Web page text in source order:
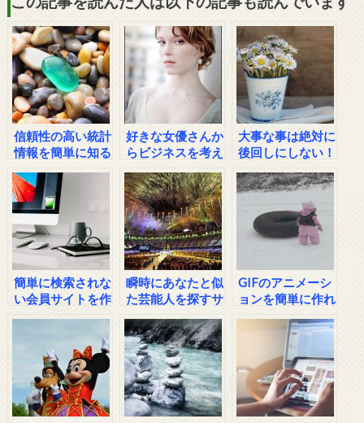
信頼性の高い統計
情報を簡単に知る
好きな女優さんか
らビジネスを考え
大事な事は絶対に
後回しにしない！
簡単に検索されな
い会員サイトを作
瞬時にあなたと似
た芸能人を探すサ
GIFのアニメーシ
ョンを簡単に作れ